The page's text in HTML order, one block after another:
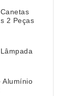
2 Peças
Alumínio